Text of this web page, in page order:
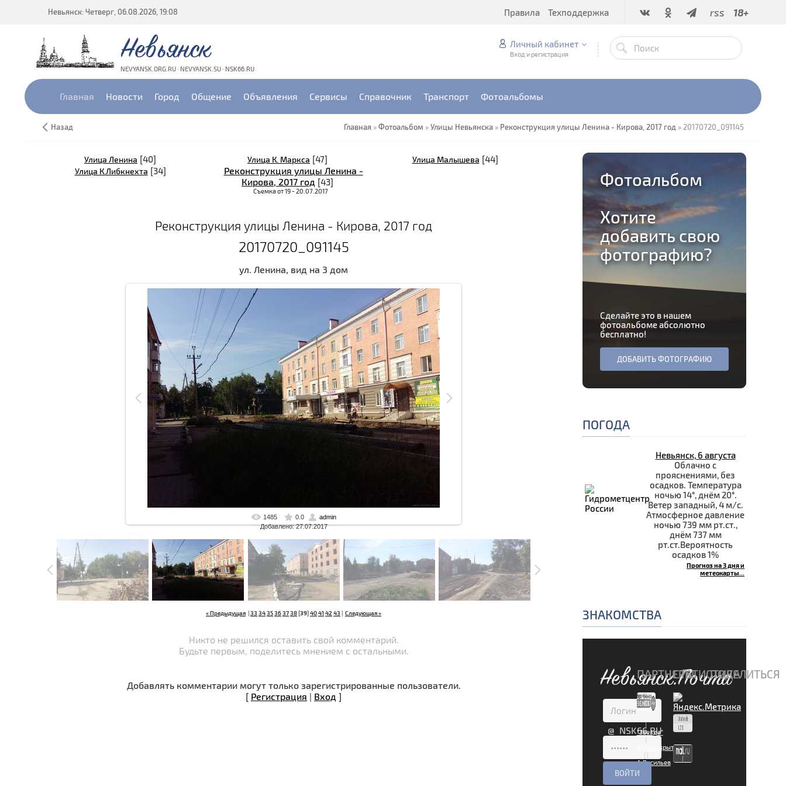
Невьянск: Четверг, 06.08.2026, 19:08 rss 18+
Правила Техподдержка
Невьянск
NEVYANSK.ORG.RU · NEVYANSK.SU · NSK66.RU
Личный кабинет
Вход и регистрация
Главная Новости Город Общение Объявления Сервисы Справочник Транспорт Фотоальбомы
Назад Главная »Фотоальбом »Улицы Невьянска » Реконструкция улицы Ленина - Кирова, 2017 год » 20170720_091145
Улица Ленина [40] Улица К. Маркса [47] Улица Малышева [44]
Улица К.Либкнехта [34]
Реконструкция улицы Ленина -
Кирова, 2017 год [43]
Съемка от 19 - 20.07.2017
Реконструкция улицы Ленина - Кирова, 2017 год
20170720_091145
ул. Ленина, вид на 3 дом
В реальном размере 2667x2000 px/ 714.6 Kb
1485 0.0
admin
Добавлено: 27.07.2017
« Предыдущая |33 3435363738 [39]4041 42 43 | Следующая »
Никто не решился оставить свой комментарий.
Будьте первым, поделитесь мнением с остальными.
Добавлять комментарии могут только зарегистрированные пользователи.
[ Регистрация | Вход ]
Фотоальбом
Хотите
добавить свою
фотографию?
Сделайте это в нашем
фотоальбоме абсолютно
бесплатно!
ДОБАВИТЬ ФОТОГРАФИЮ
ПОГОДА
Невьянск, 6 августа
Облачно с
прояснениями, без
осадков. Температура
ночью 14°, днём 20°.
Ветер западный, 4 м/с.
Атмосферное давление
ночью 739 мм рт.ст.,
днём 737 мм
рт.ст.Вероятность
осадков 1%
Прогноз на 3 дня и
метеокарты...
ЗНАКОМСТВА
Невьянск.Почта
@ NSK66.RU
ПАРТНЕРЫ
|
"Звезда"
|
Ю.Непокрытая
| |
А.Васильев
СТАТИСТИКАПОДЕЛИТЬСЯ